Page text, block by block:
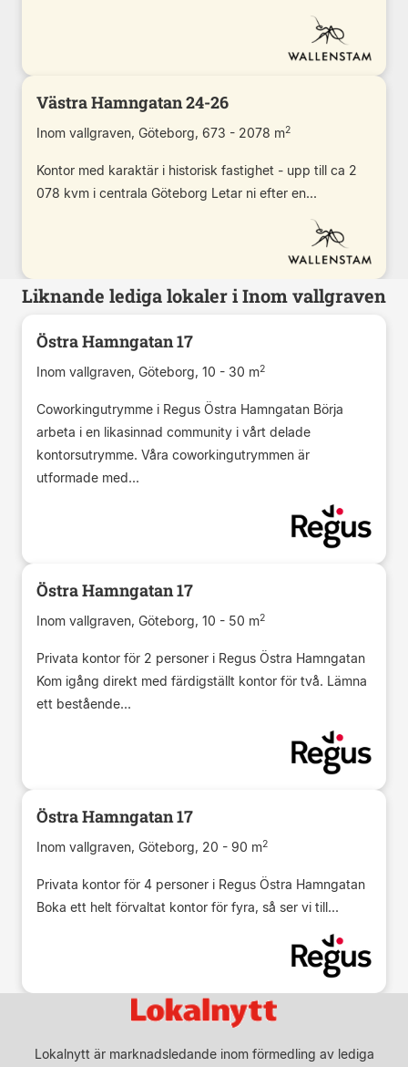
Västra Hamngatan 24-26
Inom vallgraven, Göteborg, 673 - 2078 m2
Kontor med karaktär i historisk fastighet - upp till ca 2
078 kvm i centrala Göteborg Letar ni efter en...
Liknande lediga lokaler i Inom vallgraven
Östra Hamngatan 17
Inom vallgraven, Göteborg, 10 - 30 m2
Coworkingutrymme i Regus Östra Hamngatan Börja
arbeta i en likasinnad community i vårt delade
kontorsutrymme. Våra coworkingutrymmen är
utformade med...
Östra Hamngatan 17
Inom vallgraven, Göteborg, 10 - 50 m2
Privata kontor för 2 personer i Regus Östra Hamngatan
Kom igång direkt med färdigställt kontor för två. Lämna
ett bestående...
Östra Hamngatan 17
Inom vallgraven, Göteborg, 20 - 90 m2
Privata kontor för 4 personer i Regus Östra Hamngatan
Boka ett helt förvaltat kontor för fyra, så ser vi till...
Lokalnytt är marknadsledande inom förmedling av lediga